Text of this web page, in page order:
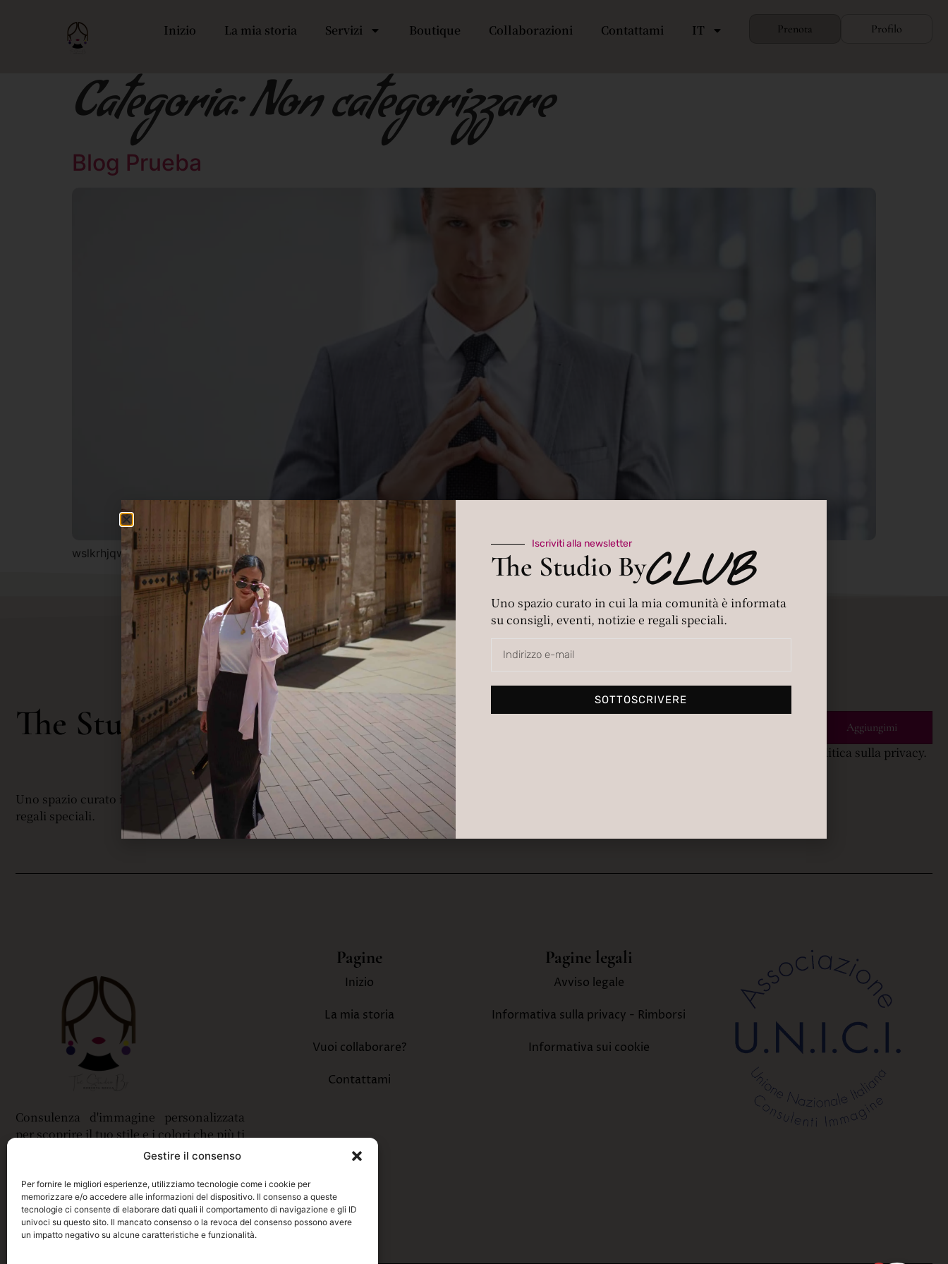
Gestire il consenso
Per fornire le migliori esperienze, utilizziamo tecnologie come i cookie per
memorizzare e/o accedere alle informazioni del dispositivo. Il consenso a queste
tecnologie ci consente di elaborare dati quali il comportamento di navigazione e gli ID
univoci su questo sito. Il mancato consenso o la revoca del consenso possono avere
un impatto negativo su alcune caratteristiche e funzionalità.
Inizio La mia storia Servizi Boutique Collaborazioni Contattami IT Prenota Profilo
Categoria:Non categorizzare
Blog Prueba
wslkrhjqwksljkfdlpáDSD FKDLSHñhhklkhflkfsdlk
The Studio By CLUB Aggiungimi
Iscrivendoti al CLUB accetti la nostra politica sulla privacy.
Uno spazio curato in cui la mia comunità è informata su consigli, eventi, notizie e
regali speciali.
Consulenza d'immagine personalizzata
per scoprire il tuo stile e i colori che più ti
Pagine
Inizio
La mia storia
Vuoi collaborare?
Contattami
Pagine legali
Avviso legale
Informativa sulla privacy - Rimborsi
Informativa sui cookie
Iscriviti alla newsletter
The Studio ByCLUB
Uno spazio curato in cui la mia comunità è informata
su consigli, eventi, notizie e regali speciali.
SOTTOSCRIVERE